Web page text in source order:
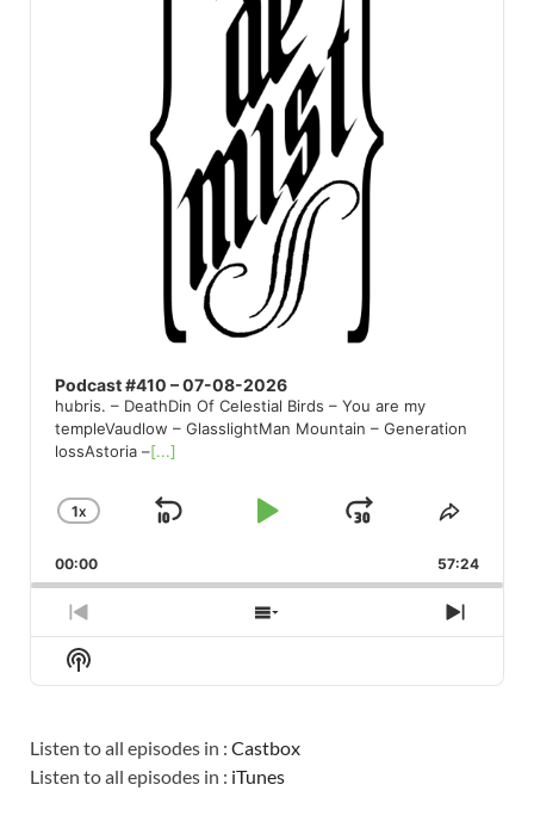
Podcast #410 – 07-08-2026
hubris. – DeathDin Of Celestial Birds – You are my
templeVaudlow – GlasslightMan Mountain – Generation
lossAstoria –[...]
CHANGE
RATE
1X
SKIP
PLAYJUMP
FORWARD
SHARE
00:00 57:24
PREVIOUS
EPISODE
SHOW
EPISODES
NEXT
Show
Podcast
Listen to all episodes in : Castbox
Listen to all episodes in : iTunes